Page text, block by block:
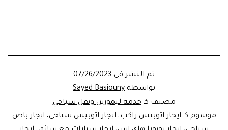
تم النشر في 07/26/2023
بواسطة Sayed Basiouny
مصنف كـخدمة ليموزين ونقل سياحي
موسوم كـايجار اتوبيس راكب،ايجار اتوبيس سياحي،ايجار باص